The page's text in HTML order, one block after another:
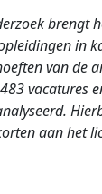
brengt
in
van de
vacatures
aan het